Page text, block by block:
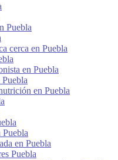
Puebla
cerca en Puebla
en Puebla
en Puebla
en Puebla
Puebla